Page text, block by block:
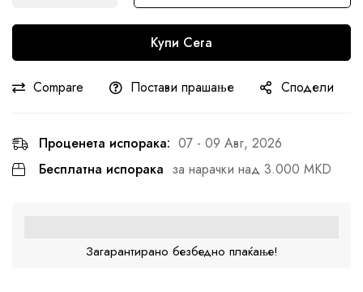
Купи Сега
Compare Постави прашање Сподели
Проценета испорака: 07 - 09 Авг, 2026
Бесплатна испорака за нарачки над 3.000 MKD
Загарантирано безбедно плаќање!